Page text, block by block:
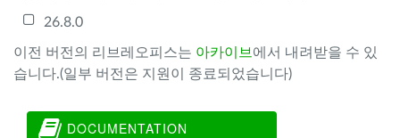
26.8.0
이전 버전의 리브레오피스는 아카이브 에서 내려받을 수 있
습니다.(일부 버전은 지원이 종료되었습니다)
DOCUMENTATION